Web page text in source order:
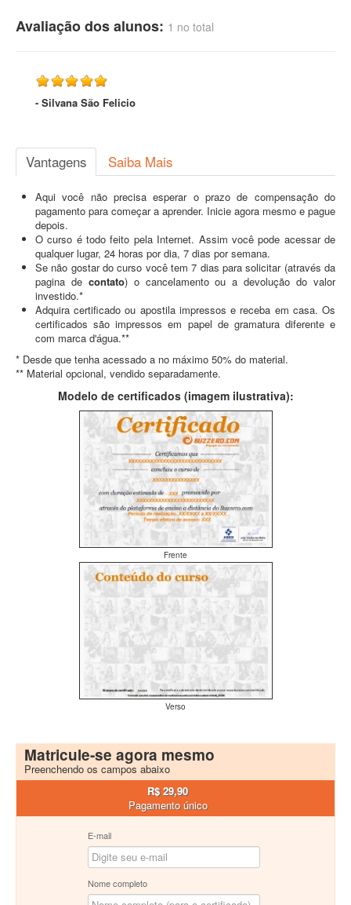
Avaliação dos alunos: 1 no total
- Silvana São Felicio
Vantagens Saiba Mais
Aqui você não precisa esperar o prazo de compensação do
pagamento para começar a aprender. Inicie agora mesmo e pague
depois.
O curso é todo feito pela Internet. Assim você pode acessar de
qualquer lugar, 24 horas por dia, 7 dias por semana.
Se não gostar do curso você tem 7 dias para solicitar (através da
pagina de contato) o cancelamento ou a devolução do valor
investido.*
Adquira certificado ou apostila impressos e receba em casa. Os
certificados são impressos em papel de gramatura diferente e
com marca d'água.**
* Desde que tenha acessado a no máximo 50% do material.
** Material opcional, vendido separadamente.
Modelo de certificados (imagem ilustrativa):
Frente
Verso
Matricule-se agora mesmo
Preenchendo os campos abaixo
R$ 29,90
Pagamento único
E-mail
Nome completo